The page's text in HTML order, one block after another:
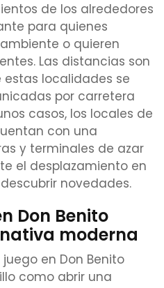
de los alrededores
para quienes
o quieren
Las distancias son
localidades se
por carretera
casos, los locales de
con una
y terminales de azar
el desplazamiento en
novedades.
Don Benito
moderna
en Don Benito
como abrir una